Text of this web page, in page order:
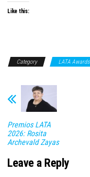
Like this:
Category LATA Awards
Premios LATA
2026: Rosita
Archevald Zayas
Leave a Reply